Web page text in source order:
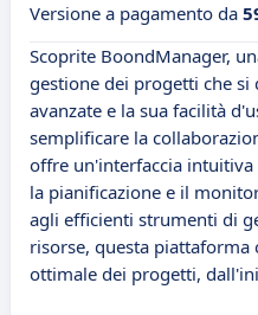
Versione a pagamento da
Scoprite BoondManager,
gestione dei progetti che
avanzate e la sua facilità
semplificare la
offre un'interfaccia intuitiva
la pianificazione e il
agli efficienti strumenti di
risorse, questa piattaforma
ottimale dei progetti,